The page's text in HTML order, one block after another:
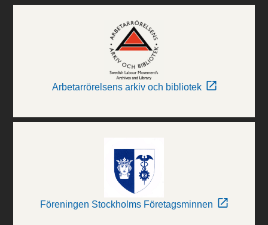
Arbetarrörelsens arkiv och bibliotek
Föreningen Stockholms Företagsminnen